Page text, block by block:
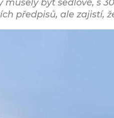
musely být sedlové, s
předpisů, ale zajistí,